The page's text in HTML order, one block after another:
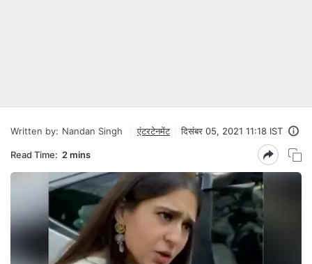
Written by: Nandan Singh एंटरटेनमेंट दिसंबर 05, 2021 11:18 IST
Read Time: 2 mins